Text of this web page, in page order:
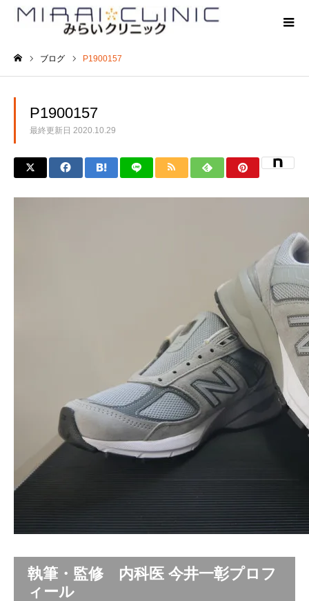
ブログ P1900157
P1900157
最終更新日 2020.10.29
執筆・監修 内科医 今井一彰プロフ
ィール